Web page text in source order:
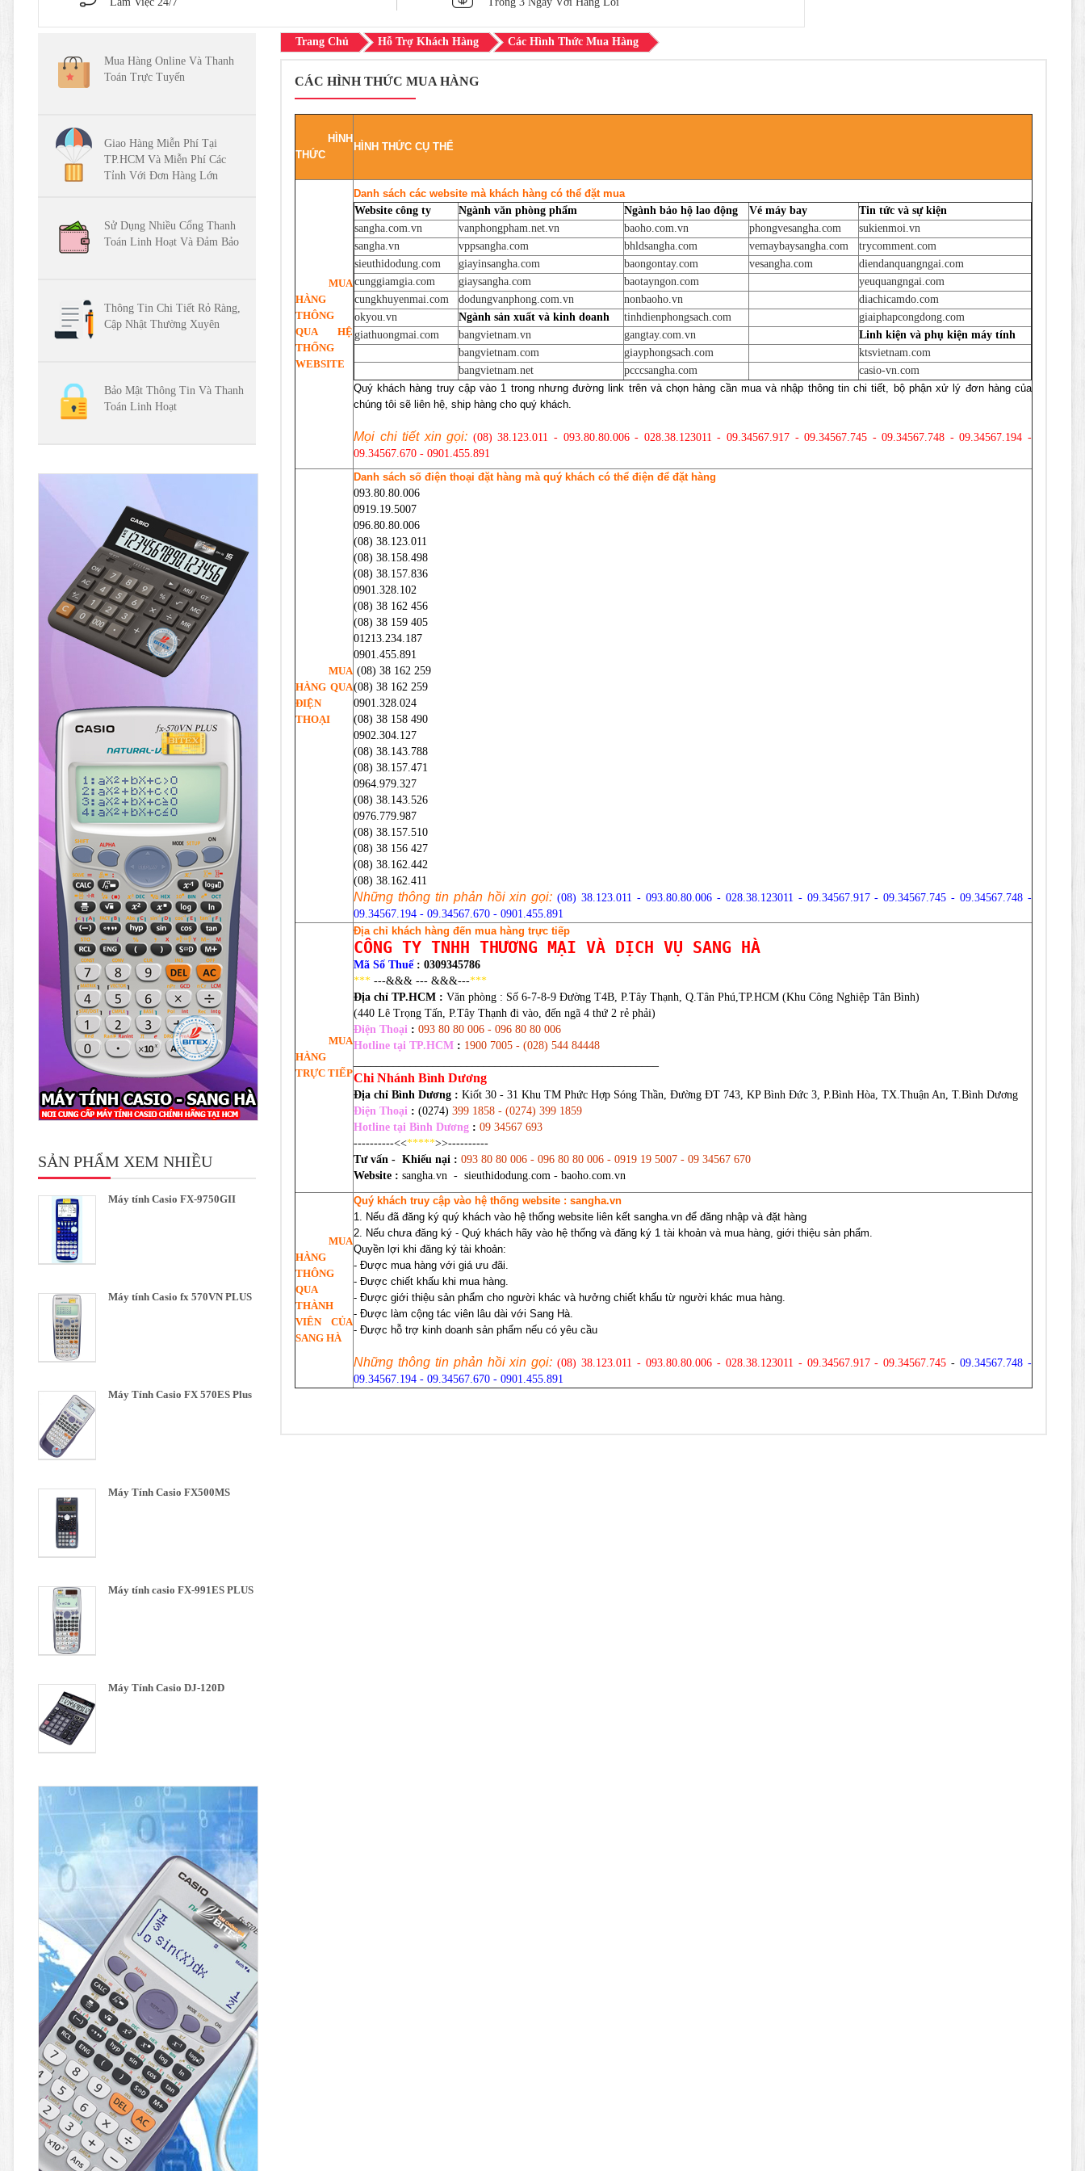
Mua Hàng Online Và Thanh
Toán Trực Tuyến
Giao Hàng Miễn Phí Tại
TP.HCM Và Miễn Phí Các
Tỉnh Với Đơn Hàng Lớn
Sử Dụng Nhiều Cổng Thanh
Toán Linh Hoạt Và Đảm Bảo
Thông Tin Chi Tiết Rỏ Ràng,
Cập Nhật Thường Xuyên
Bảo Mật Thông Tin Và Thanh
Toán Linh Hoạt
SẢN PHẨM XEM NHIỀU
Máy tính Casio FX-9750GII
Máy tính Casio fx 570VN PLUS
Máy Tính Casio FX 570ES Plus
Máy Tính Casio FX500MS
Máy tính casio FX-991ES PLUS
Máy Tính Casio DJ-120D
Trang Chủ Hỗ Trợ Khách Hàng Các Hình Thức Mua Hàng
CÁC HÌNH THỨC MUA HÀNG
HÌNH
THỨC
HÌNH THỨC CỤ THỂ
MUA
HÀNG
THÔNG
QUA HỆ
THỐNG
WEBSITE
Danh sách các website mà khách hàng có thể đặt mua
Website công ty
Ngành văn phòng phẩm Ngành bảo hộ lao động Vé máy bay
Tin tức và sự kiện
sangha.com.vn
vanphongpham.net.vn baoho.com.vn phongvesangha.com
sukienmoi.vn
sangha.vn
vppsangha.com bhldsangha.com vemaybaysangha.com
trycomment.com
sieuthidodung.com
giayinsangha.com baongontay.com vesangha.com
diendanquangngai.com
cunggiamgia.com
giaysangha.com baotayngon.com
yeuquangngai.com
cungkhuyenmai.com
dodungvanphong.com.vn nonbaoho.vn
diachicamdo.com
okyou.vn
Ngành sản xuất và kinh doanh tinhdienphongsach.com
giaiphapcongdong.com
giathuongmai.com
bangvietnam.vn gangtay.com.vn
Linh kiện và phụ kiện máy tính
bangvietnam.com
giayphongsach.com
ktsvietnam.com
bangvietnam.net
pcccsangha.com
casio-vn.com
Quý khách hàng truy cập vào 1 trong nhưng đường link trên và chọn hàng cần mua và nhập thông tin chi tiết, bộ phận xử lý đơn hàng của
chúng tôi sẽ liên hệ, ship hàng cho quý khách.
Mọi chi tiết xin gọi: (08) 38.123.011 - 093.80.80.006 - 028.38.123011 - 09.34567.917 - 09.34567.745 - 09.34567.748 - 09.34567.194 -
09.34567.670 - 0901.455.891
MUA
HÀNG QUA
ĐIỆN
THOẠI
Danh sách số điện thoại đặt hàng mà quý khách có thể điện để đặt hàng
093.80.80.006
0919.19.5007
096.80.80.006
(08) 38.123.011
(08) 38.158.498
(08) 38.157.836
0901.328.102
(08) 38 162 456
(08) 38 159 405
01213.234.187
0901.455.891
(08) 38 162 259
(08) 38 162 259
0901.328.024
(08) 38 158 490
0902.304.127
(08) 38.143.788
(08) 38.157.471
0964.979.327
​(08) 38.143.526
0976.779.987
(08) 38.157.510
(08) 38 156 427
(08) 38.162.442
(08) 38.162.411
Những thông tin phản hồi xin gọi:(08) 38.123.011 - 093.80.80.006 - 028.38.123011 - 09.34567.917 - 09.34567.745 - 09.34567.748 -
09.34567.194 - 09.34567.670 - 0901.455.891
MUA
HÀNG
TRỰC TIẾP
Địa chỉ khách hàng đến mua hàng trực tiếp
CÔNG TY TNHH THƯƠNG MẠI VÀ DỊCH VỤ SANG HÀ
Mã Số Thuế : 0309345786
*** ---&&& --- &&&---***
Địa chỉ TP.HCM : Văn phòng : Số 6-7-8-9 Đường T4B, P.Tây Thạnh, Q.Tân Phú,TP.HCM (Khu Công Nghiệp Tân Bình)
(440 Lê Trọng Tấn, P.Tây Thạnh đi vào, đến ngã 4 thứ 2 rẻ phải)
Điện Thoại : 093 80 80 006 - 096 80 80 006
Hotline tại TP.HCM : 1900 7005 - (028) 544 84448
Chi Nhánh Bình Dương
Địa chỉ Bình Dương : Kiốt 30 - 31 Khu TM Phức Hợp Sóng Thần, Đường ĐT 743, KP Bình Đức 3, P.Bình Hòa, TX.Thuận An, T.Bình Dương
Điện Thoại : (0274) 399 1858 - (0274) 399 1859
Hotline tại Bình Dương : 09 34567 693
----------<<*****>>----------
Tư vấn - Khiếu nại : 093 80 80 006 - 096 80 80 006 - 0919 19 5007 - 09 34567 670
Website : sangha.vn - sieuthidodung.com - baoho.com.vn
MUA
HÀNG
THÔNG
QUA
THÀNH
VIÊN CỦA
SANG HÀ
Quý khách truy cập vào hệ thống website : sangha.vn
1. Nếu đã đăng ký quý khách vào hệ thống website liên kết sangha.vn để đăng nhập và đặt hàng
2. Nếu chưa đăng ký - Quý khách hãy vào hệ thống và đăng ký 1 tài khoản và mua hàng, giới thiệu sản phẩm.
Quyền lợi khi đăng ký tài khoản:
- Được mua hàng với giá ưu đãi.
- Được chiết khấu khi mua hàng.
- Được giới thiệu sản phẩm cho người khác và hưởng chiết khấu từ người khác mua hàng.
- Được làm cộng tác viên lâu dài với Sang Hà.
- Được hỗ trợ kinh doanh sản phẩm nếu có yêu cầu
Những thông tin phản hồi xin gọi:(08) 38.123.011 - 093.80.80.006 - 028.38.123011 - 09.34567.917 - 09.34567.745 -09.34567.748 -
09.34567.194 - 09.34567.670 - 0901.455.891